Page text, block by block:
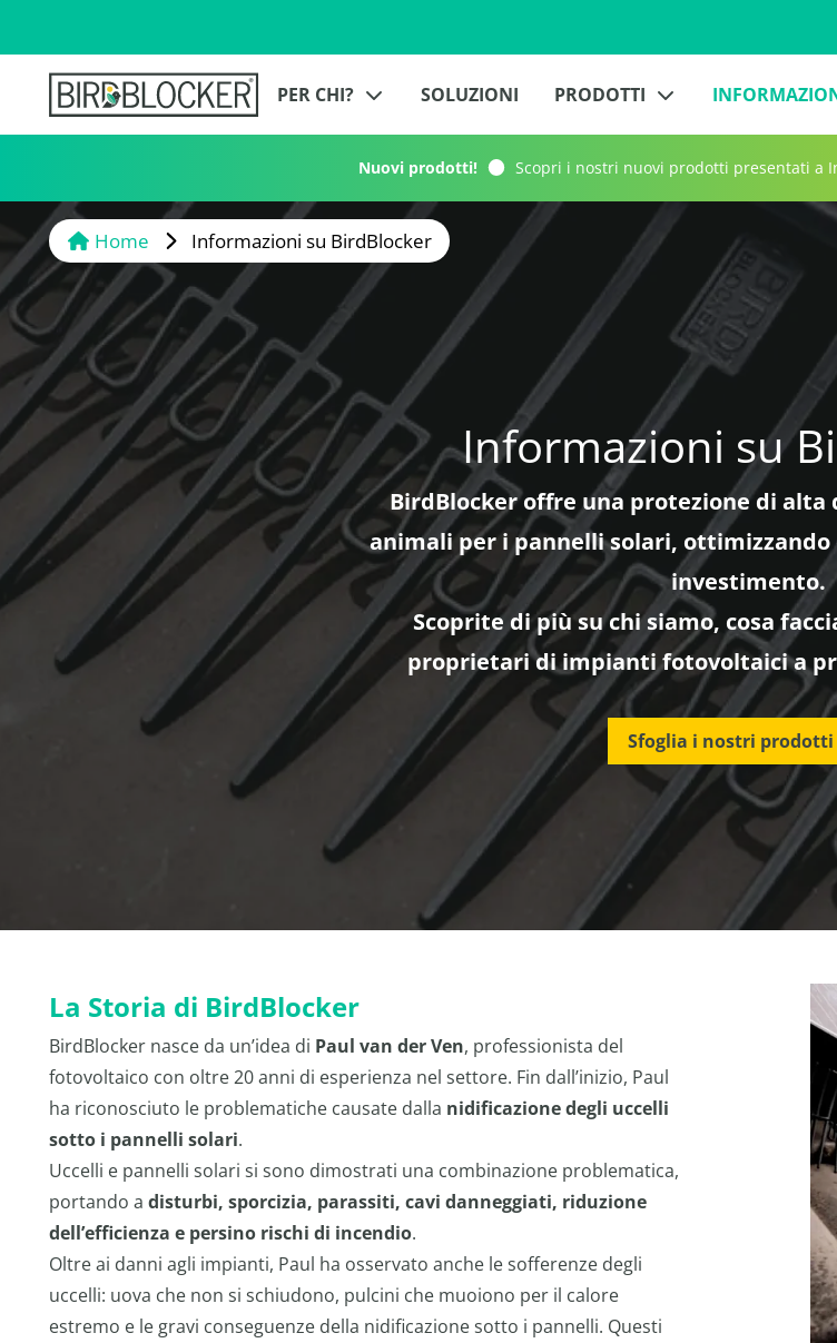
PER CHI? SOLUZIONI PRODOTTI
Nuovi prodotti! Scopri i nostri nuovi prodotti presentati a
Home Informazioni su BirdBlocker
Informazioni su
BirdBlocker offre una protezione di
animali per i pannelli solari, ottimizzando
investimento.
Scoprite di più su chi siamo, cosa
proprietari di impianti fotovoltaici a
Sfoglia i nostri prodotti
La Storia di BirdBlocker
BirdBlocker nasce da un’idea di Paul van der Ven, professionista del
fotovoltaico con oltre 20 anni di esperienza nel settore. Fin dall’inizio, Paul
ha riconosciuto le problematiche causate dalla nidificazione degli uccelli
sotto i pannelli solari.
Uccelli e pannelli solari si sono dimostrati una combinazione problematica,
portando a disturbi, sporcizia, parassiti, cavi danneggiati, riduzione
dell’efficienza e persino rischi di incendio.
Oltre ai danni agli impianti, Paul ha osservato anche le sofferenze degli
uccelli: uova che non si schiudono, pulcini che muoiono per il calore
estremo e le gravi conseguenze della nidificazione sotto i pannelli. Questi